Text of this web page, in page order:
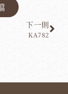
下一則
KA782